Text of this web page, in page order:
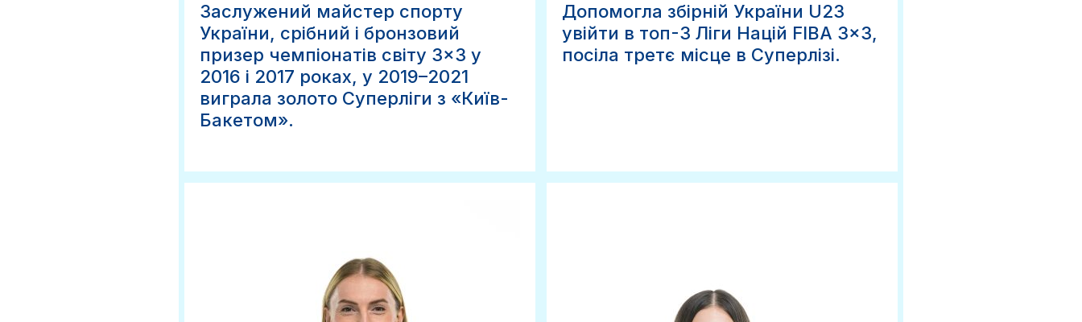
Заслужений майстер спорту
України, срібний і бронзовий
призер чемпіонатів світу 3×3 у
2016 і 2017 роках, у 2019–2021
виграла золото Суперліги з «Київ-
Бакетом».
Допомогла збірній України U23
увійти в топ-3 Ліги Націй FIBA 3×3,
посіла третє місце в Суперлізі.